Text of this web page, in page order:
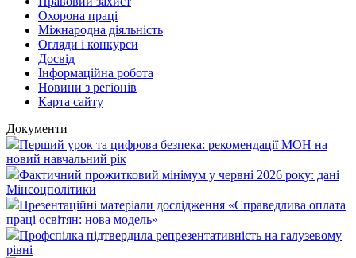
Охорона праці
Міжнародна діяльність
Огляди і конкурси
Досвід
Інформаційна робота
Новини з регіонів
Карта сайту
Документи
Перший урок та цифрова безпека: рекомендації МОН на
новий навчальний рік
Фактичний прожитковий мінімум у червні 2026 року: дані
Мінсоцполітики
Презентаційні матеріали дослідження «Справедлива оплата
праці освітян: нова модель»
Профспілка підтвердила репрезентативність на галузевому
рівні